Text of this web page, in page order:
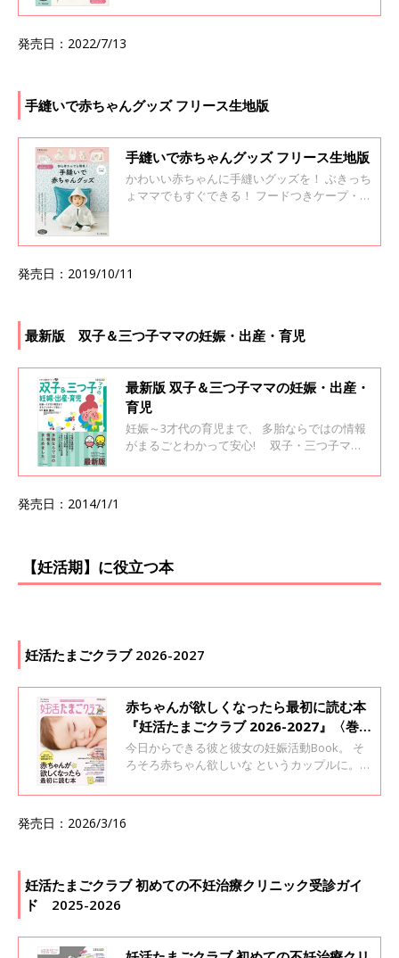
説された全19点の作り方の本＆実物大型紙がセ
利用して作れる簡単手作りアイテムを紹介。
発売日：2022/7/13
手縫いで赤ちゃんグッズ フリース生地版
手縫いで赤ちゃんグッズ フリース生地版
かわいい赤ちゃんに手縫いグッズを！ ぶきっち
ょママでもすぐできる！ フードつきケープ・ス
に解説された赤ちゃんグッズ全18点の作り方の
ンがなくても、ぜんぶ手縫いで作れます! 毎日
間を利用して作れる簡単手作りアイテムを紹
介。 ※表紙写真でフードつきケープを着用して
いるモデルは生後6カ月の赤ちゃんです。
発売日：2019/10/11
最新版 双子＆三つ子ママの妊娠・出産・育児
最新版 双子＆三つ子ママの妊娠・出産・
育児
妊娠～3才代の育児まで、 多胎ならではの情報
がまるごとわかって安心! 双子・三つ子ママ
しっかりサポート。赤ちゃんたちのこと、ママ
発売日：2014/1/1
【妊活期】に役立つ本
妊活たまごクラブ 2026-2027
赤ちゃんが欲しくなったら最初に読む本
『妊活たまごクラブ 2026-2027』〈巻
頭大特集〉どうしたら妊娠するのか知っ
ていますか？ 妊娠するための“基礎知
今日からできる彼と彼女の妊娠活動Book。 そ
ろそろ赤ちゃん欲しいな というカップルに。
発売日：2026/3/16
妊活たまごクラブ 初めての不妊治療クリニック受診ガイ
ド 2025-2026